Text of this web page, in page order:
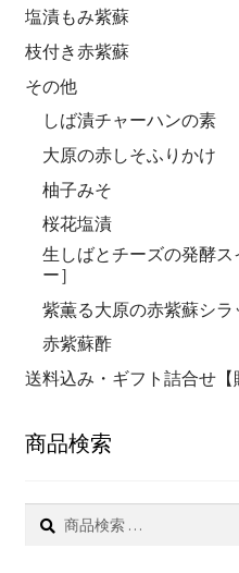
塩漬もみ紫蘇
枝付き赤紫蘇
その他
しば漬チャーハンの素
大原の赤しそふりかけ
柚子みそ
桜花塩漬
生しばとチーズの発酵
ー］
紫薫る大原の赤紫蘇シラ
赤紫蘇酢
送料込み・ギフト詰合せ【
商品検索